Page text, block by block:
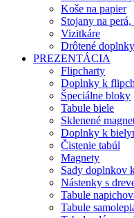
Koše na papier
Stojany na
Vizitkáre
Drôtené
PREZENTÁCIA
Flipcharty
Doplnky k
Špeciálne bloky
Tabule biele
Sklenené
Doplnky k
Čistenie tabúl
Magnety
Sady doplnkov
Nástenky s
Tabule
Tabule